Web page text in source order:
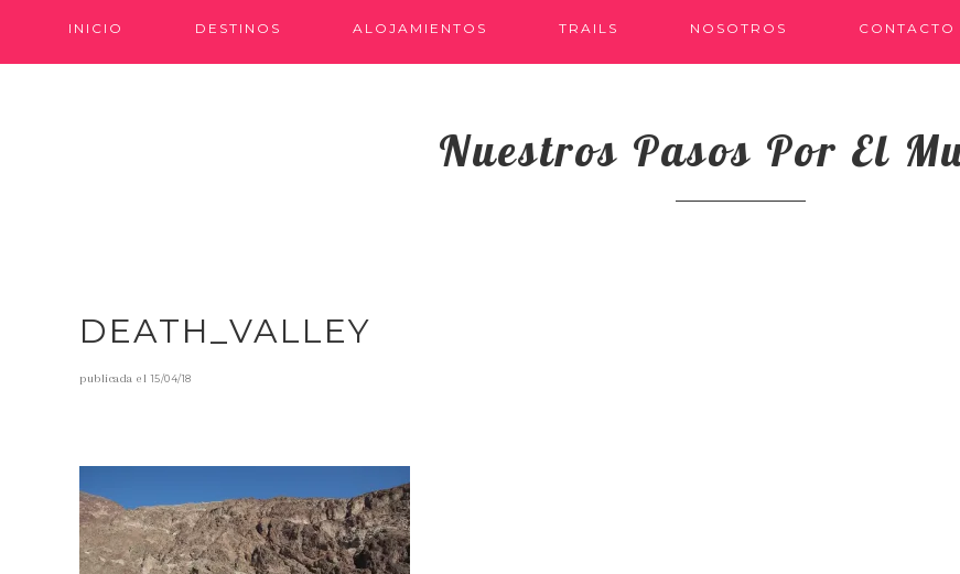
INICIO DESTINOS ALOJAMIENTOS TRAILS NOSOTROS CONTACTO
Nuestros Pasos Por El
DEATH_VALLEY
publicada el15/04/18